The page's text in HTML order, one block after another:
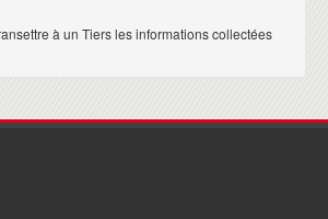
à un Tiers les informations collectées